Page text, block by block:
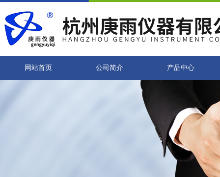
网站首页 公司简介 产品中心